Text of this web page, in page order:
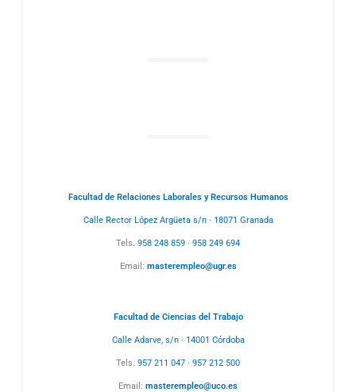
Facultad de Relaciones Laborales y Recursos Humanos
Calle Rector López Argüeta s/n · 18071 Granada
Tels. 958 248 859 · 958 249 694
Email: masterempleo@ugr.es
Facultad de Ciencias del Trabajo
Calle Adarve, s/n · 14001 Córdoba
Tels. 957 211 047 · 957 212 500
Email: masterempleo@uco.es